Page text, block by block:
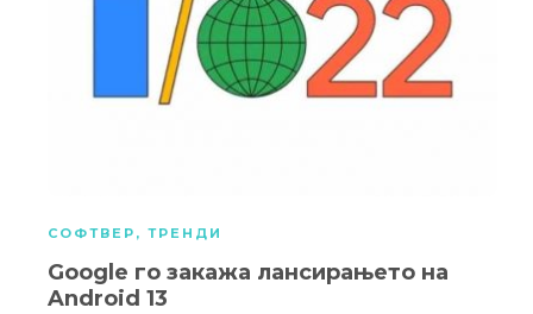
СОФТВЕР , ТРЕНДИ
Google го закажа лансирањето на
Android 13